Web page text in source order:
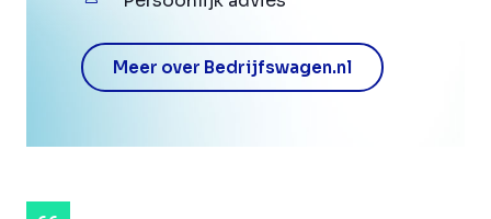
Meer over Bedrijfswagen.nl